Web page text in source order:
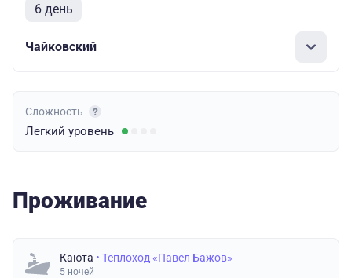
6 день
Чайковский
Сложность
Легкий уровень
Проживание
Каюта • Теплоход «Павел Бажов»
5 ночей